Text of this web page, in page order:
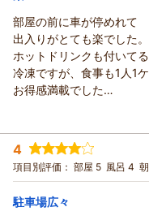
この度はHOTEL R9 The
ありがとうございます。
うでスタッフ一同大変嬉
一層ご満足頂けるホテル
にお越しの際には、ぜひ
のお越しをスタッフ一
部屋の前に車が停めれて
出入りがとても楽でした。
ホットドリンクも付いて
冷凍ですが、食事も1人1
お得感満載でした
コンテナ同士が離れてい
宿泊時期： 2026年05月宿泊 (
投稿者： まきたん☆さん
宿泊プラン： 【スタンダード
ンク付【駐車場至近＆無料】
宿泊価格帯：
4
項目別評価： 部屋 5 風呂 4
駐車場広々